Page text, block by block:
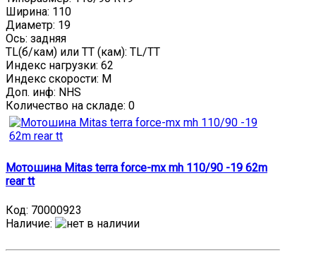
Ширина: 110
Диаметр: 19
Ось: задняя
TL(б/кам) или TT (кам): TL/TT
Индекс нагрузки: 62
Индекс скорости: M
Доп. инф: NHS
Количество на складе: 0
Мотошина Mitas terra force-mx mh 110/90 -19 62m
rear tt
Код: 70000923
Наличие: